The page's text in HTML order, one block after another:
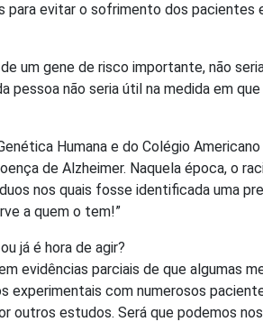
evitar o sofrimento dos
um gene de risco importante, não
não seria útil na medida em
Humana e do Colégio
de Alzheimer. Naquela época, o
nos quais fosse identificada uma
a quem o tem!”
já é hora de agir?
evidências parciais de que algumas
experimentais com numerosos
estudos. Será que podemos